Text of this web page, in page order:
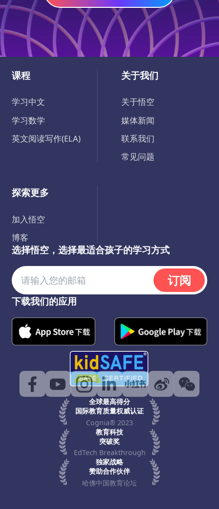
课程
学习中文
学习数学
英文阅读写作(ELA)
关于我们
关于悟空
媒体新闻
联系我们
常见问题
探索更多
加入悟空
博客
选择悟空，选择最适合孩子的学习方式
订阅
下载我们的应用
全球最高得分
国际教育质量权威认证
Cognia® 2023
教育科技
突破奖
EdTech Breakthrough
独家战略
赞助合作伙伴
哈佛中国教育论坛